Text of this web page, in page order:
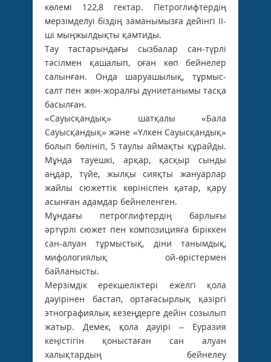
көлемі 122,8 гектар. Петроглифтердің
мерзімделуі біздің заманымызға дейінгі ІІ-
ші мыңжылдықты қамтиды.
Тау тастарындағы сызбалар сан-түрлі
тәсілмен қашалып, оған көп бейнелер
салынған. Онда шаруашылық, тұрмыс-
салт пен жөн-жоралғы дүниетанымы тасқа
басылған.
«Сауысқандық» шатқалы «Бала
Сауысқандық» және «Үлкен Сауысқандық»
болып бөлініп, 5 таулы аймақты құрайды.
Мұнда тауешкі, арқар, қасқыр сынды
аңдар, түйе, жыл­қы сияқты жануарлар
жайлы сюжеттік көрініспен қатар, қару
асынған адамдар бейнеленген.
Мұндағы петроглифтердің барлығы
әртүрлі сюжет пен композицияға біріккен
сан-алуан тұрмыстық, діни танымдық,
мифологиялық ой-өрістермен
байланысты.
Мерзімдік ерекшеліктері ежелгі қола
дәуірінен бастап, ортағасырлық қазіргі
этнографиялық кезеңдерге дейін созылып
жатыр. Демек, қола дәуірі – Еуразия
кеңістігін қоныстаған сан алуан
халықтардың бейнелеу